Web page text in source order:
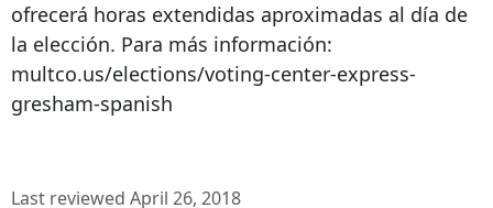
ofrecerá horas extendidas aproximadas al día de
la elección. Para más información:
multco.us/elections/voting-center-express-
gresham-spanish
Last reviewed April 26, 2018